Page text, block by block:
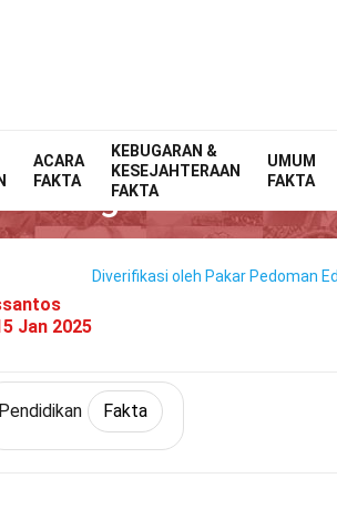
ACARA
FAKTA
KEBUGARAN &
KESEJAHTERAAN
FAKTA
UMUM
FAKTA
UmumFakta Pendidikan Fakta
Desain Grafis
Jan 2025
Diverifikasi oleh Pakar Pedoman
Pendidikan Fakta